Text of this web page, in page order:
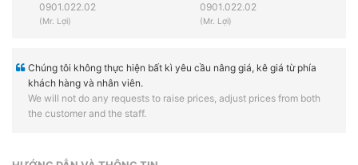
0901.022.02
(Mr. Lợi)
0901.022.02
(Mr. Lợi)
Chúng tôi không thực hiện bất kì yêu cầu nâng giá, kê giá từ phía
khách hàng và nhân viên.
We will not do any requests to raise prices, adjust prices from both
the customer and the staff.